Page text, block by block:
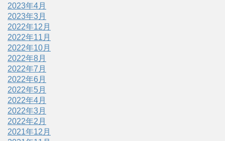
2023年4月
2023年3月
2022年12月
2022年11月
2022年10月
2022年8月
2022年7月
2022年6月
2022年5月
2022年4月
2022年3月
2022年2月
2021年12月